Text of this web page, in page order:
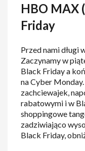
HBO MAX
Friday
Przed nami długi
Zaczynamy w
Black Friday a
na Cyber
zachciewajek,
rabatowymi i w
shoppingowe
zadziwiająco
Black Friday,